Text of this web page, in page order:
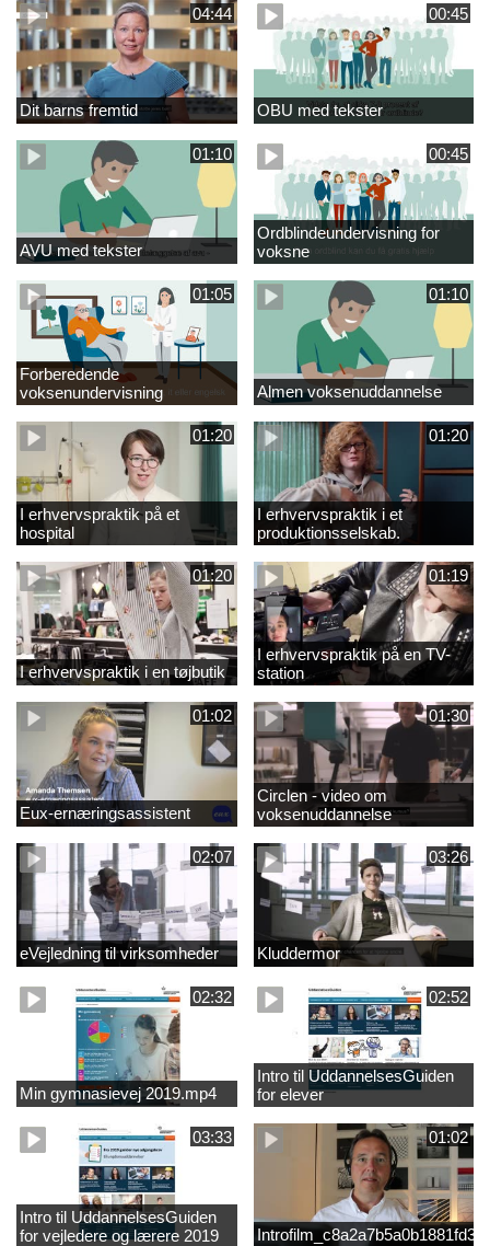
04:44
Dit barns fremtid
00:45
OBU med tekster
01:10
AVU med tekster
00:45
Ordblindeundervisning for
voksne
01:05
Forberedende
voksenundervisning
01:10
Almen voksenuddannelse
01:20
I erhvervspraktik på et
hospital
01:20
I erhvervspraktik i et
produktionsselskab.
01:20
I erhvervspraktik i en tøjbutik
01:19
I erhvervspraktik på en TV-
station
01:02
Eux-ernæringsassistent
01:30
Circlen - video om
voksenuddannelse
02:07
eVejledning til virksomheder
03:26
Kluddermor
02:32
Min gymnasievej 2019.mp4
02:52
Intro til UddannelsesGuiden
for elever
03:33
Intro til UddannelsesGuiden
for vejledere og lærere 2019
01:02